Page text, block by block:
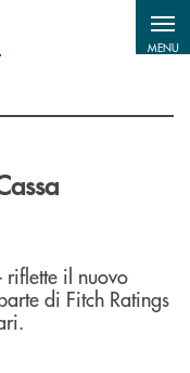
MENU
riflette il nuovo
di Fitch Ratings